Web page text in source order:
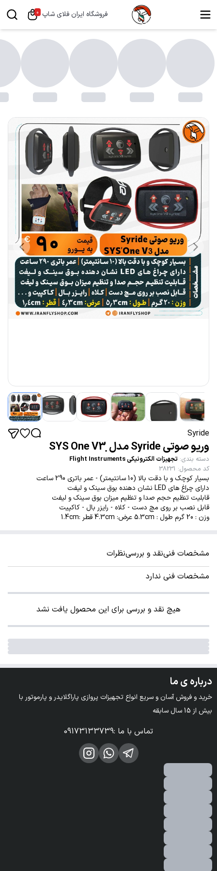
فروشگاه ایران فلای شاپ 0
Syride
وریو صوتی Syride مدل ̣SYS One V3
دسته بندی: تجهیزات الکترونیکی Flight Instruments
کد محصول:
38231
بسیار کوچک و با دقت بالا (10 سانتیمتر) - عمر باتری 290 ساعت
دارای چراغ های LED نشان دهنده بوق سینک و لیفت
قابلیت تنظیم حجم صدا و تنظیم میزان بوق سینک و لیفت
قابل نصب بر روی مچ دست - کلاه - رایزر بال - کاکپیت
وزن : 20 گرم طول : 5.3cm عرض: 4.3cm قطر :1.4cm
مشخصات فنینقد و بررسینظرات
مشخصات فنی ندارد
هیچ نقد و بررسی برای این محصول یافت نشد
درباره ی ما
بیش از 15 سال سابقه
تماس با ما :
09173133739